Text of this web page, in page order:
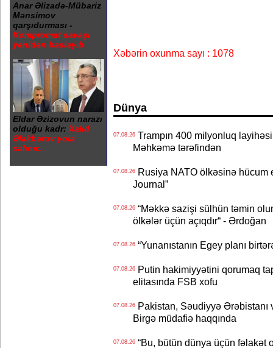
Anar Əlizadə-Mübariz
Mənsimov
qarşıdurması -
Kompromat savaşı
yenidən başlayıb
Eldar Əzizovun narazı
olduğu kadr: Xalid
Ələkbərov yola
salınır...
Xəbərin oxunma sayı : 1078
Dünya
07.08.26Trampın 400 milyonluq
Məhkəmə tərəfindən
07.08.26Rusiya NATO ölkəsinə hücum
Journal”
07.08.26“Məkkə sazişi sülhün təmin
ölkələr üçün açıqdır“ - Ərdoğan
07.08.26“Yunanıstanın Egey planı
07.08.26Putin hakimiyyətini qorumaq
elitasında FSB xofu
07.08.26Pakistan, Səudiyyə Ərəbistanı
Birgə müdafiə haqqında
07.08.26“Bu, bütün dünya üçün fəlakət